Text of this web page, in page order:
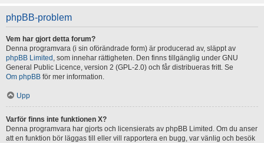
phpBB-problem
Vem har gjort detta forum?
Denna programvara (i sin oförändrade form) är producerad av, släppt av
phpBB Limited , som innehar rättigheten. Den finns tillgänglig under GNU
General Public Licence, version 2 (GPL-2.0) och får distribueras fritt. Se
Om phpBB för mer information.
Upp
Varför finns inte funktionen X?
Denna programvara har gjorts och licensierats av phpBB Limited. Om du anser
att en funktion bör läggas till eller vill rapportera en bugg, var vänlig och besök